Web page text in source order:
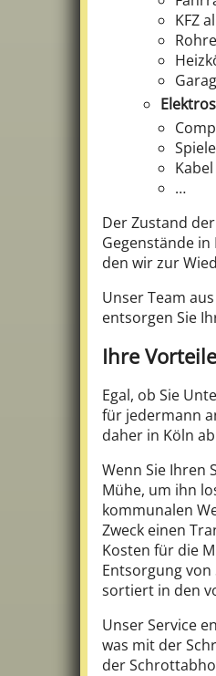
KFZ
…
Der Zustand
Gegenstände
den wir zur
Unser Team
entsorgen Sie
Ihre
Egal, ob Sie
für jedermann
daher in Köln
Wenn Sie Ihren
Mühe, um ihn
kommunalen
Zweck einen
Kosten für die
Entsorgung
sortiert in den
Unser Service
was mit der
der